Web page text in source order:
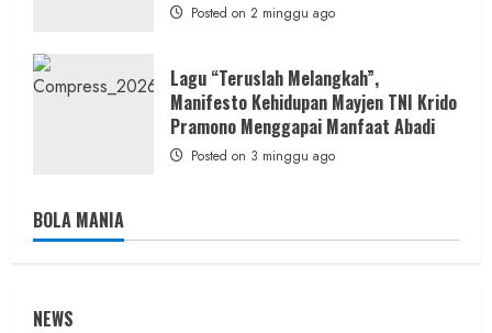
Posted on 2 minggu ago
Lagu “Teruslah Melangkah”,
Manifesto Kehidupan Mayjen TNI Krido
Pramono Menggapai Manfaat Abadi
Posted on 3 minggu ago
BOLA MANIA
NEWS